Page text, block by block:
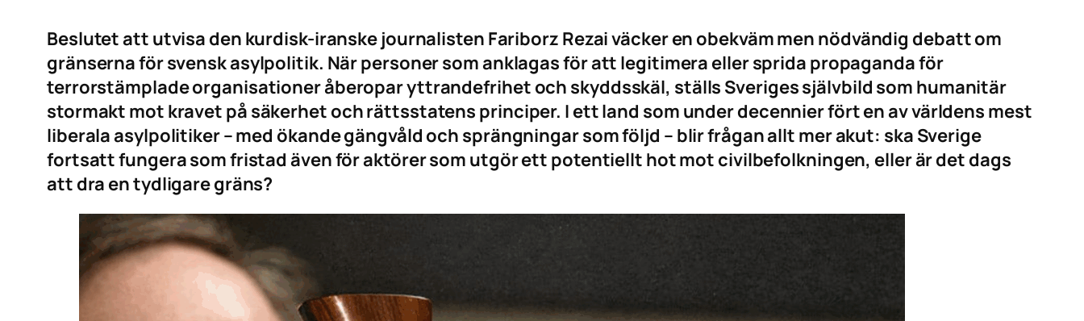
Beslutet att utvisa den kurdisk-iranske journalisten Fariborz Rezai väcker en obekväm men nödvändig debatt om
gränserna för svensk asylpolitik. När personer som anklagas för att legitimera eller sprida propaganda för
terrorstämplade organisationer åberopar yttrandefrihet och skyddsskäl, ställs Sveriges självbild som humanitär
stormakt mot kravet på säkerhet och rättsstatens principer. I ett land som under decennier fört en av världens mest
liberala asylpolitiker – med ökande gängvåld och sprängningar som följd – blir frågan allt mer akut: ska Sverige
fortsatt fungera som fristad även för aktörer som utgör ett potentiellt hot mot civilbefolkningen, eller är det dags
att dra en tydligare gräns?